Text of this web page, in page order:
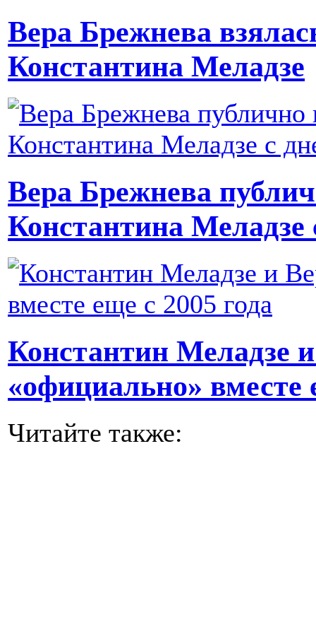
Вера Брежнева
Константина Меладзе
Вера Брежнева
Константина
Константин Меладзе
«официально» вместе
Читайте также: